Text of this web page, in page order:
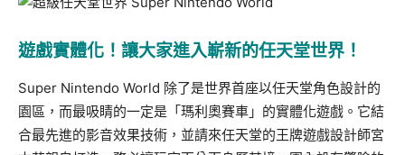
遊戲實體化！讓大家進入嶄新的任天堂世界！
Super Nintendo World 除了是世界首座以任天堂角色設計的
園區，而最吸睛的一定是「瑪利奧賽車」的實體化遊戲。它結
合最先進的影音效果技術，並請來任天堂的王牌遊戲設計師宮